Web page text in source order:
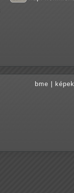
bme képek